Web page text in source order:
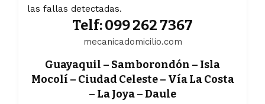
las fallas detectadas.
Telf: 099 262 7367
mecanicadomicilio.com
Guayaquil – Samborondón – Isla
Mocolí – Ciudad Celeste – Vía La Costa
– La Joya – Daule